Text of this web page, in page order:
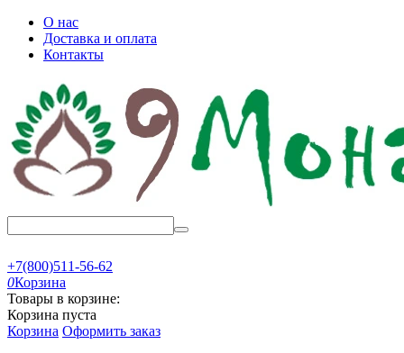
О нас
Доставка и оплата
Контакты
+7(800)511-56-62
0Корзина
Товары в корзине:
Корзина пуста
Корзина Оформить заказ